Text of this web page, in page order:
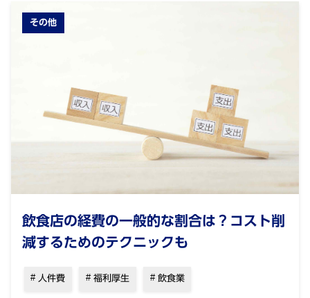
その他
飲食店の経費の一般的な割合は？コスト削
減するためのテクニックも
人件費 福利厚生 飲食業